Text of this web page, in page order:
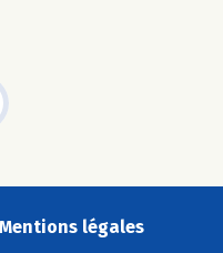
Mentions légales